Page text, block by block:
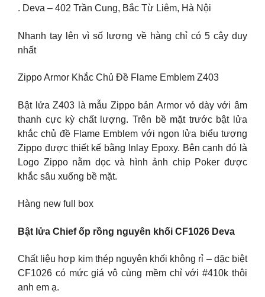
. Deva – 402 Trần Cung, Bắc Từ Liêm, Hà Nội
Nhanh tay lên vì số lượng về hàng chỉ có 5 cây duy
nhất
Zippo Armor Khắc Chủ Đề Flame Emblem Z403
Bật lửa Z403 là mẫu Zippo bản Armor vỏ dày với âm
thanh cực kỳ chất lượng. Trên bề mặt trước bật lửa
khắc chủ đề Flame Emblem với ngọn lửa biểu tượng
Zippo được thiết kế bằng Inlay Epoxy. Bên cạnh đó là
Logo Zippo nằm dọc và hình ảnh chip Poker được
khắc sâu xuống bề mặt.
Hàng new full box
Bật lửa Chief ốp rồng nguyên khối CF1026 Deva
Chất liệu hợp kim thép nguyên khối không rỉ – dặc biệt
CF1026 có mức giá vô cùng mềm chỉ với #410k thôi
anh em ạ.